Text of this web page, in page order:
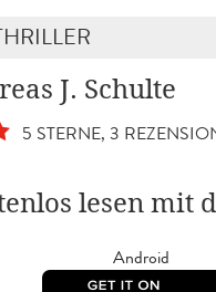
J. Schulte
5 STERNE, 3
lesen mit
Android